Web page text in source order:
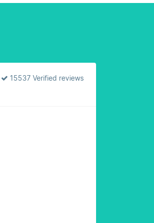
15537 Verified reviews